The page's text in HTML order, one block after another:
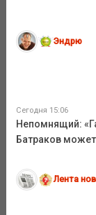
Эндрю
Сегодня 15:06
Непомнящий:
Батраков
Лента